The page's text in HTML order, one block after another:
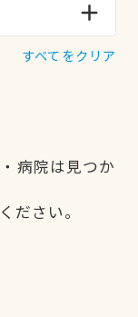
すべてをクリア
病院は見つか
ださい。